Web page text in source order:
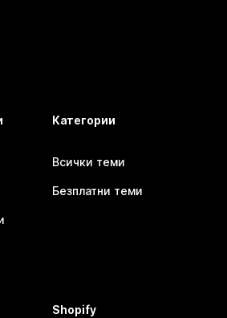
Категории
Всички теми
Безплатни теми
Shopify